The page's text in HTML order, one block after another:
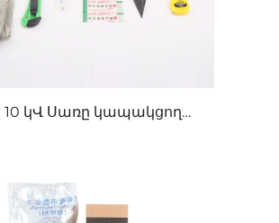
10 կՎ Սառը կապակցող